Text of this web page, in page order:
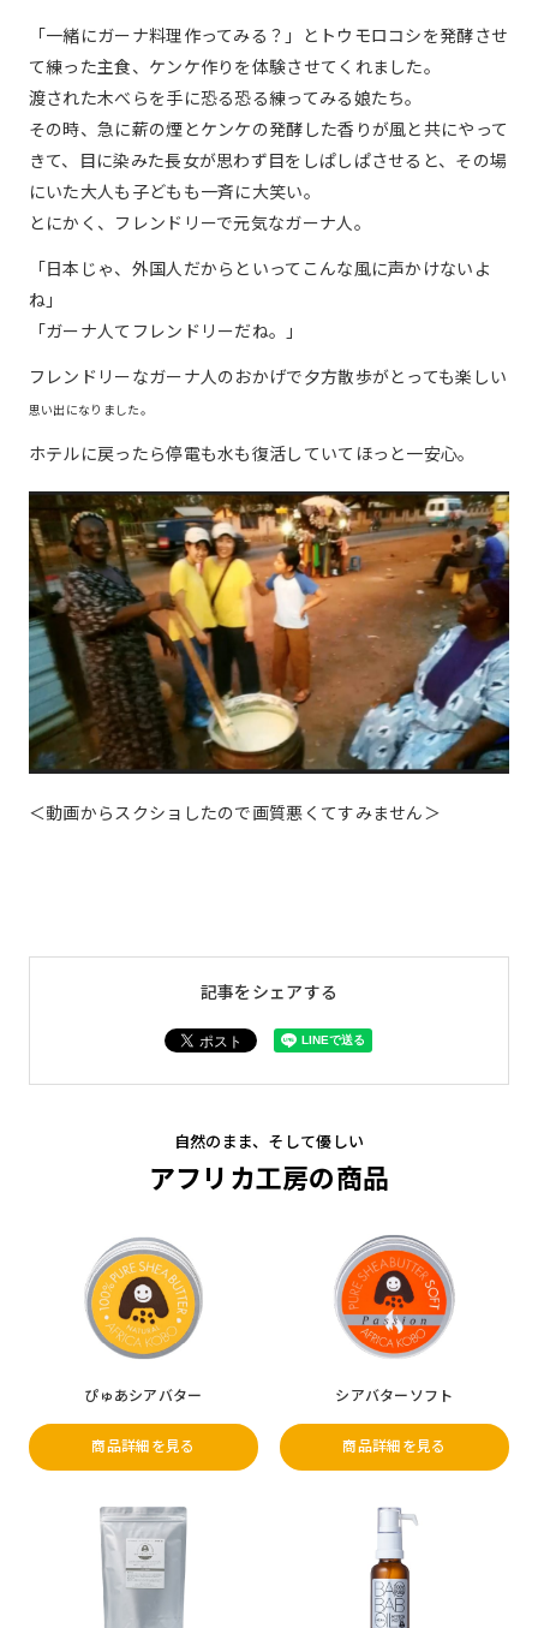
「一緒にガーナ料理作ってみる？」とトウモロコシを発酵させ
て練った主食、ケンケ作りを体験させてくれました。
渡された木べらを手に恐る恐る練ってみる娘たち。
その時、急に薪の煙とケンケの発酵した香りが風と共にやって
きて、目に染みた長女が思わず目をしぱしぱさせると、その場
にいた大人も子どもも一斉に大笑い。
とにかく、フレンドリーで元気なガーナ人。
「日本じゃ、外国人だからといってこんな風に声かけないよ
ね」
「ガーナ人てフレンドリーだね。」
フレンドリーなガーナ人のおかげで夕方散歩がとっても楽しい
思い出になりました。
ホテルに戻ったら停電も水も復活していてほっと一安心。
＜動画からスクショしたので画質悪くてすみません＞
記事をシェアする
自然のまま、そして優しい
アフリカ工房の商品
ぴゅあシアバター
商品詳細を見る
シアバターソフト
商品詳細を見る